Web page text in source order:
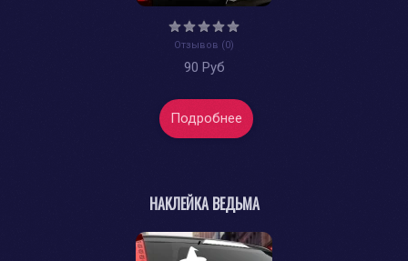
Отзывов (0)
90 Руб
Подробнее
НАКЛЕЙКА ВЕДЬМА